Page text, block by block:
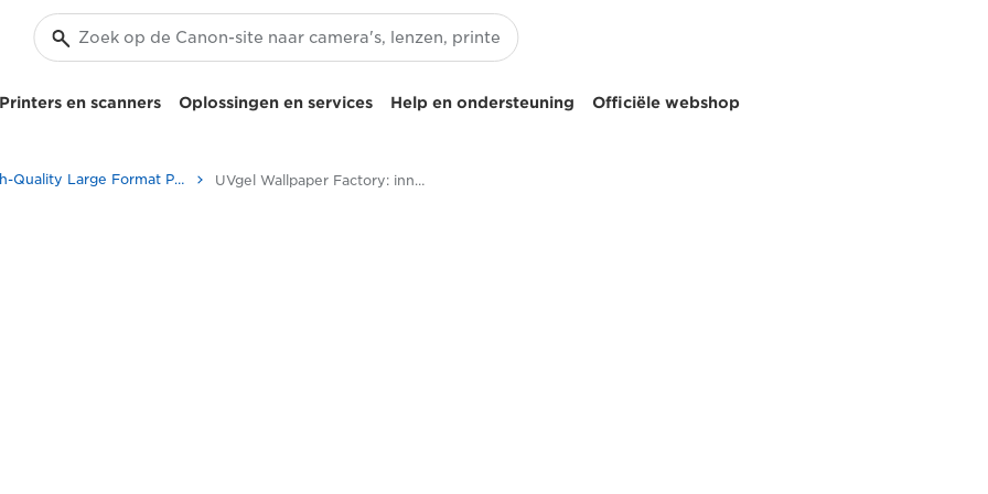
Printers en scanners Oplossingen en services Help en ondersteuning Officiële webshop
High-Quality Large Format Printers for CAD/GIS and Stunning Graphics UVgel Wallpaper Factory: innovatieve printoplossingen